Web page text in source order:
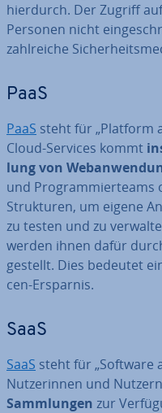
hierdurch. Der Zugriff
Personen nicht
zahl­rei­che
PaaS
PaaS steht für „Platform
Cloud-Services kommt
lung von
und Pro­gram­mier­teams
Struk­tu­ren, um eigene
zu testen und zu
werden ihnen dafür
gestellt. Dies bedeutet
cen-Ersparnis.
SaaS
SaaS steht für „Software
Nut­ze­rin­nen und Nutzern
Samm­lun­gen zur